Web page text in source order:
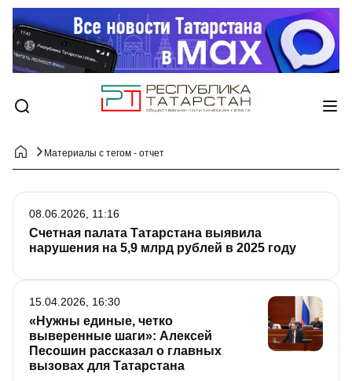
Материалы с тегом - отчет
Счетная палата Татарстана выявила
нарушения на 5,9 млрд рублей в 2025 году
08.06.2026, 11:16
«Нужны единые, четко
выверенные шаги»: Алексей
Песошин рассказал о главных
вызовах для Татарстана
15.04.2026, 16:30